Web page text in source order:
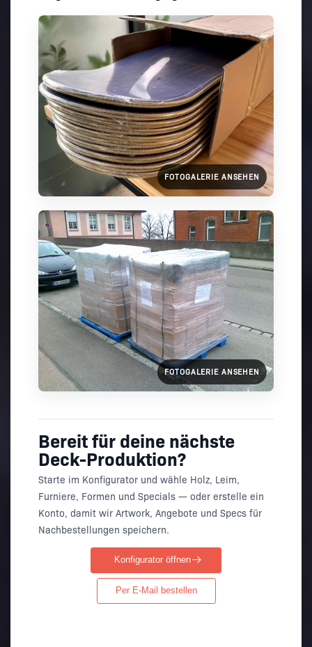
FOTOGALERIE ANSEHEN
FOTOGALERIE ANSEHEN
Bereit für deine nächste
Deck-Produktion?
Starte im Konfigurator und wähle Holz, Leim,
Furniere, Formen und Specials — oder erstelle ein
Konto, damit wir Artwork, Angebote und Specs für
Nachbestellungen speichern.
Konfigurator öffnen
Per E-Mail bestellen